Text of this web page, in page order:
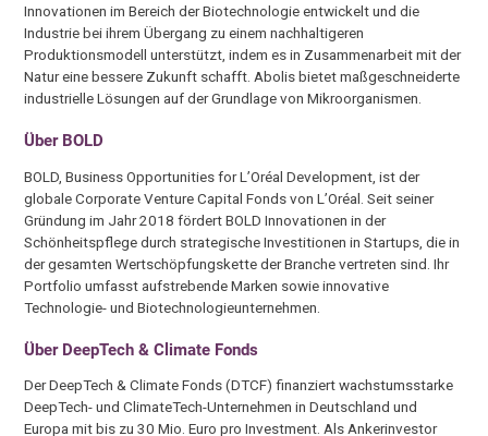
Innovationen im Bereich der Biotechnologie entwickelt und die
Industrie bei ihrem Übergang zu einem nachhaltigeren
Produktionsmodell unterstützt, indem es in Zusammenarbeit mit der
Natur eine bessere Zukunft schafft. Abolis bietet maßgeschneiderte
industrielle Lösungen auf der Grundlage von Mikroorganismen.
Über BOLD
BOLD, Business Opportunities for L’Oréal Development, ist der
globale Corporate Venture Capital Fonds von L’Oréal. Seit seiner
Gründung im Jahr 2018 fördert BOLD Innovationen in der
Schönheitspflege durch strategische Investitionen in Startups, die in
der gesamten Wertschöpfungskette der Branche vertreten sind. Ihr
Portfolio umfasst aufstrebende Marken sowie innovative
Technologie- und Biotechnologieunternehmen.
Über DeepTech & Climate Fonds
Der DeepTech & Climate Fonds (DTCF) finanziert wachstumsstarke
DeepTech- und ClimateTech-Unternehmen in Deutschland und
Europa mit bis zu 30 Mio. Euro pro Investment. Als Ankerinvestor